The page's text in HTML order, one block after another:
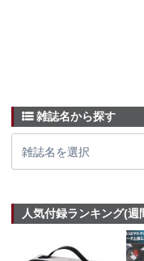
雑誌名から探す
人気付録ランキング(週